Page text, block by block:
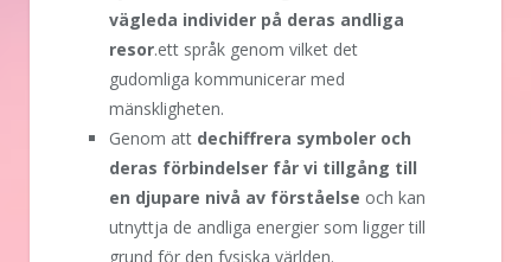
vägleda individer på deras andliga
resor.ett språk genom vilket det
gudomliga kommunicerar med
mänskligheten.
Genom att dechiffrera symboler och
deras förbindelser får vi tillgång till
en djupare nivå av förståelse och kan
utnyttja de andliga energier som ligger till
grund för den fysiska världen.